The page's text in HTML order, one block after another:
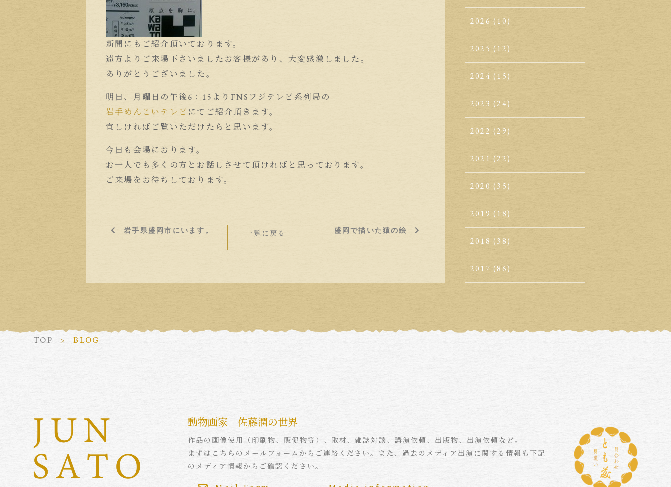
新聞にもご紹介頂いております。
遠方よりご来場下さいましたお客様があり、大変感激しました。
ありがとうございました。
明日、月曜日の午後6：15よりFNSフジテレビ系列局の
岩手めんこいテレビ にてご紹介頂きます。
宜しければご覧いただけたらと思います。
今日も会場におります。
お一人でも多くの方とお話しさせて頂ければと思っております。
ご来場をお待ちしております。
岩手県盛岡市にいます。 一覧に戻る 盛岡で描いた猿の絵
2026 (10)
2025 (12)
2024 (15)
2023 (24)
2022 (29)
2021 (22)
2020 (35)
2019 (18)
2018 (38)
2017 (86)
TOP BLOG
動物画家 佐藤潤の世界
作品の画像使用（印刷物、販促物等）、取材、雑誌対談、講演依頼、出版物、出演依頼など。
まずはこちらのメールフォームからご連絡ください。また、過去のメディア出演に関する情報も下記
のメディア情報からご確認ください。